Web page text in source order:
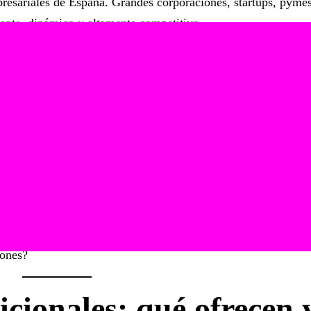
dinámico y altamente competitivo.
el sector. Sin embargo, en los últimos tiempos el
más emocional y efectiva.